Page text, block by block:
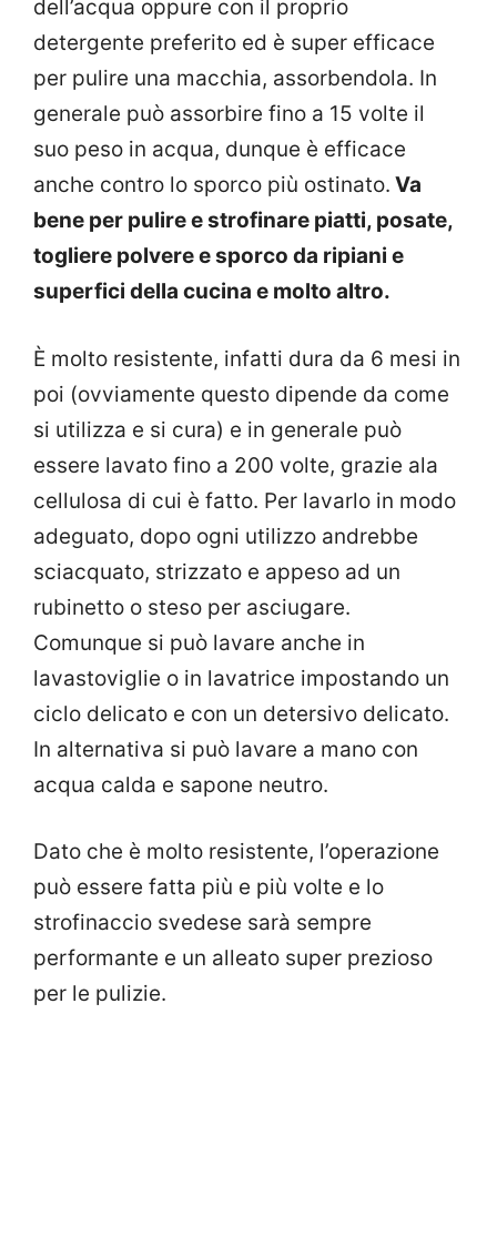
dell’acqua oppure con il proprio
detergente preferito ed è super efficace
per pulire una macchia, assorbendola. In
generale può assorbire fino a 15 volte il
suo peso in acqua, dunque è efficace
anche contro lo sporco più ostinato. Va
bene per pulire e strofinare piatti, posate,
togliere polvere e sporco da ripiani e
superfici della cucina e molto altro.
È molto resistente, infatti dura da 6 mesi in
poi (ovviamente questo dipende da come
si utilizza e si cura) e in generale può
essere lavato fino a 200 volte, grazie ala
cellulosa di cui è fatto. Per lavarlo in modo
adeguato, dopo ogni utilizzo andrebbe
sciacquato, strizzato e appeso ad un
rubinetto o steso per asciugare.
Comunque si può lavare anche in
lavastoviglie o in lavatrice impostando un
ciclo delicato e con un detersivo delicato.
In alternativa si può lavare a mano con
acqua calda e sapone neutro.
Dato che è molto resistente, l’operazione
può essere fatta più e più volte e lo
strofinaccio svedese sarà sempre
performante e un alleato super prezioso
per le pulizie.